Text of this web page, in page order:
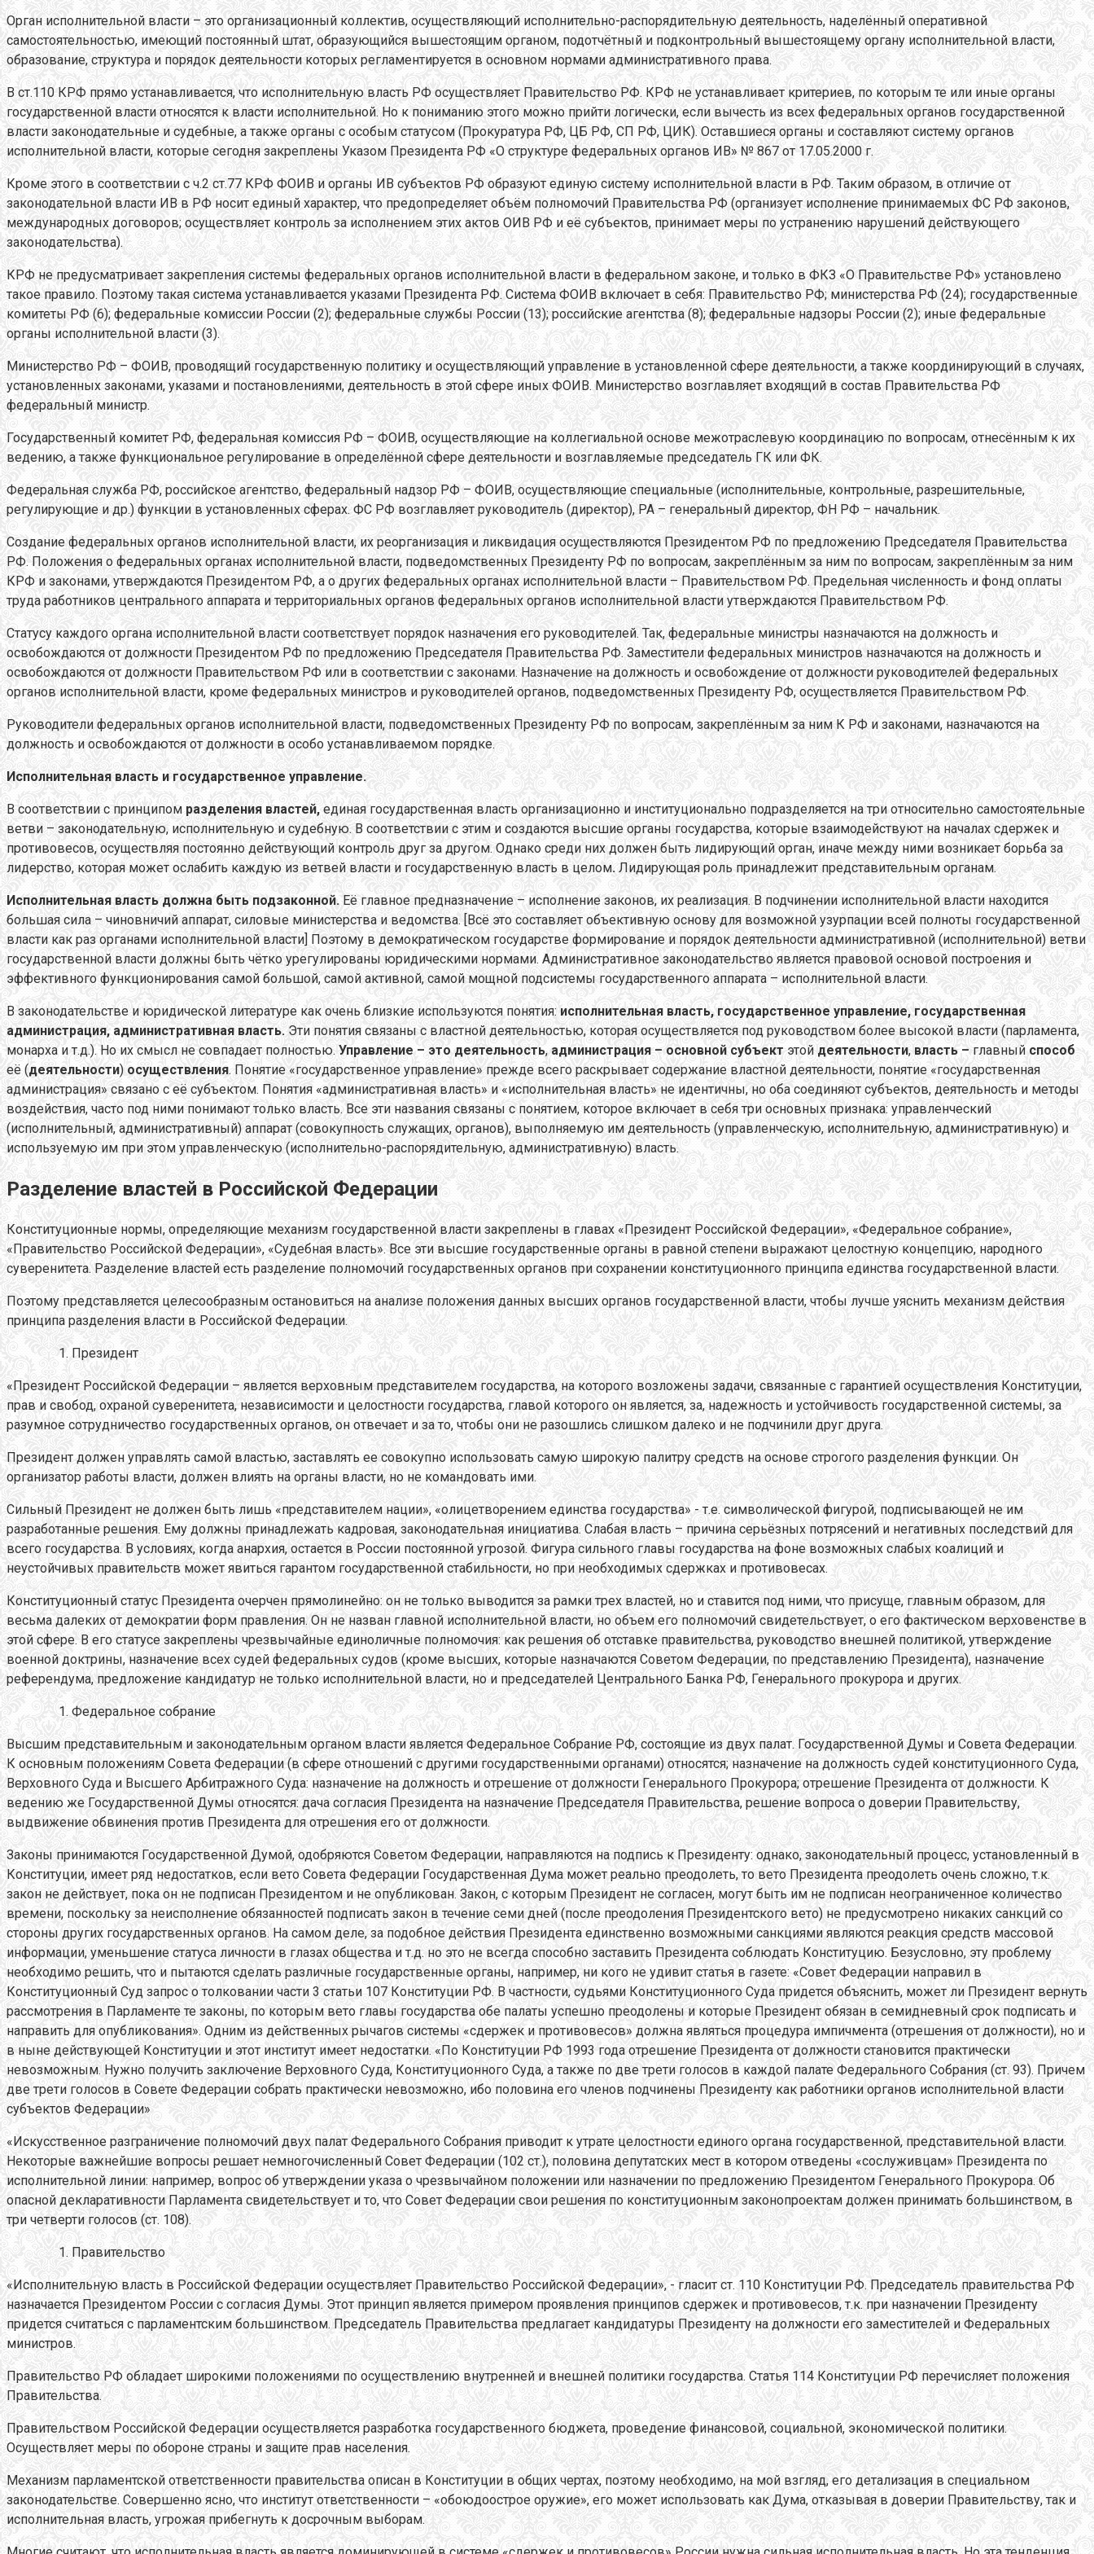
Орган исполнительной власти – это организационный коллектив, осуществляющий исполнительно-распорядительную деятельность, наделённый оперативной
самостоятельностью, имеющий постоянный штат, образующийся вышестоящим органом, подотчётный и подконтрольный вышестоящему органу исполнительной власти,
образование, структура и порядок деятельности которых регламентируется в основном нормами административного права.
В ст.110 КРФ прямо устанавливается, что исполнительную власть РФ осуществляет Правительство РФ. КРФ не устанавливает критериев, по которым те или иные органы
государственной власти относятся к власти исполнительной. Но к пониманию этого можно прийти логически, если вычесть из всех федеральных органов государственной
власти законодательные и судебные, а также органы с особым статусом (Прокуратура РФ, ЦБ РФ, СП РФ, ЦИК). Оставшиеся органы и составляют систему органов
исполнительной власти, которые сегодня закреплены Указом Президента РФ «О структуре федеральных органов ИВ» № 867 от 17.05.2000 г.
Кроме этого в соответствии с ч.2 ст.77 КРФ ФОИВ и органы ИВ субъектов РФ образуют единую систему исполнительной власти в РФ. Таким образом, в отличие от
законодательной власти ИВ в РФ носит единый характер, что предопределяет объём полномочий Правительства РФ (организует исполнение принимаемых ФС РФ законов,
международных договоров; осуществляет контроль за исполнением этих актов ОИВ РФ и её субъектов, принимает меры по устранению нарушений действующего
законодательства).
КРФ не предусматривает закрепления системы федеральных органов исполнительной власти в федеральном законе, и только в ФКЗ «О Правительстве РФ» установлено
такое правило. Поэтому такая система устанавливается указами Президента РФ. Система ФОИВ включает в себя: Правительство РФ; министерства РФ (24); государственные
комитеты РФ (6); федеральные комиссии России (2); федеральные службы России (13); российские агентства (8); федеральные надзоры России (2); иные федеральные
органы исполнительной власти (3).
Министерство РФ – ФОИВ, проводящий государственную политику и осуществляющий управление в установленной сфере деятельности, а также координирующий в случаях,
установленных законами, указами и постановлениями, деятельность в этой сфере иных ФОИВ. Министерство возглавляет входящий в состав Правительства РФ
федеральный министр.
Государственный комитет РФ, федеральная комиссия РФ – ФОИВ, осуществляющие на коллегиальной основе межотраслевую координацию по вопросам, отнесённым к их
ведению, а также функциональное регулирование в определённой сфере деятельности и возглавляемые председатель ГК или ФК.
Федеральная служба РФ, российское агентство, федеральный надзор РФ – ФОИВ, осуществляющие специальные (исполнительные, контрольные, разрешительные,
регулирующие и др.) функции в установленных сферах. ФС РФ возглавляет руководитель (директор), РА – генеральный директор, ФН РФ – начальник.
Создание федеральных органов исполнительной власти, их реорганизация и ликвидация осуществляются Президентом РФ по предложению Председателя Правительства
РФ. Положения о федеральных органах исполнительной власти, подведомственных Президенту РФ по вопросам, закреплённым за ним по вопросам, закреплённым за ним
КРФ и законами, утверждаются Президентом РФ, а о других федеральных органах исполнительной власти – Правительством РФ. Предельная численность и фонд оплаты
труда работников центрального аппарата и территориальных органов федеральных органов исполнительной власти утверждаются Правительством РФ.
Статусу каждого органа исполнительной власти соответствует порядок назначения его руководителей. Так, федеральные министры назначаются на должность и
освобождаются от должности Президентом РФ по предложению Председателя Правительства РФ. Заместители федеральных министров назначаются на должность и
освобождаются от должности Правительством РФ или в соответствии с законами. Назначение на должность и освобождение от должности руководителей федеральных
органов исполнительной власти, кроме федеральных министров и руководителей органов, подведомственных Президенту РФ, осуществляется Правительством РФ.
Руководители федеральных органов исполнительной власти, подведомственных Президенту РФ по вопросам, закреплённым за ним К РФ и законами, назначаются на
должность и освобождаются от должности в особо устанавливаемом порядке.
Исполнительная власть и государственное управление.
В соответствии с принципом разделения властей, единая государственная власть организационно и институционально подразделяется на три относительно самостоятельные
ветви – законодательную, исполнительную и судебную. В соответствии с этим и создаются высшие органы государства, которые взаимодействуют на началах сдержек и
противовесов, осуществляя постоянно действующий контроль друг за другом. Однако среди них должен быть лидирующий орган, иначе между ними возникает борьба за
лидерство, которая может ослабить каждую из ветвей власти и государственную власть в целом. Лидирующая роль принадлежит представительным органам.
Исполнительная власть должна быть подзаконной. Её главное предназначение – исполнение законов, их реализация. В подчинении исполнительной власти находится
большая сила – чиновничий аппарат, силовые министерства и ведомства. [Всё это составляет объективную основу для возможной узурпации всей полноты государственной
власти как раз органами исполнительной власти] Поэтому в демократическом государстве формирование и порядок деятельности административной (исполнительной) ветви
государственной власти должны быть чётко урегулированы юридическими нормами. Административное законодательство является правовой основой построения и
эффективного функционирования самой большой, самой активной, самой мощной подсистемы государственного аппарата – исполнительной власти.
В законодательстве и юридической литературе как очень близкие используются понятия: исполнительная власть, государственное управление, государственная
администрация, административная власть. Эти понятия связаны с властной деятельностью, которая осуществляется под руководством более высокой власти (парламента,
монарха и т.д.). Но их смысл не совпадает полностью. Управление – это деятельность, администрация – основной субъект этой деятельности, власть – главный способ
её (деятельности) осуществления. Понятие «государственное управление» прежде всего раскрывает содержание властной деятельности, понятие «государственная
администрация» связано с её субъектом. Понятия «административная власть» и «исполнительная власть» не идентичны, но оба соединяют субъектов, деятельность и методы
воздействия, часто под ними понимают только власть. Все эти названия связаны с понятием, которое включает в себя три основных признака: управленческий
(исполнительный, административный) аппарат (совокупность служащих, органов), выполняемую им деятельность (управленческую, исполнительную, административную) и
используемую им при этом управленческую (исполнительно-распорядительную, административную) власть.
Разделение властей в Российской Федерации
Конституционные нормы, определяющие механизм государственной власти закреплены в главах «Президент Российской Федерации», «Федеральное собрание»,
«Правительство Российской Федерации», «Судебная власть». Все эти высшие государственные органы в равной степени выражают целостную концепцию, народного
суверенитета. Разделение властей есть разделение полномочий государственных органов при сохранении конституционного принципа единства государственной власти.
Поэтому представляется целесообразным остановиться на анализе положения данных высших органов государственной власти, чтобы лучше уяснить механизм действия
принципа разделения власти в Российской Федерации.
Президент
«Президент Российской Федерации – является верховным представителем государства, на которого возложены задачи, связанные с гарантией осуществления Конституции,
прав и свобод, охраной суверенитета, независимости и целостности государства, главой которого он является, за, надежность и устойчивость государственной системы, за
разумное сотрудничество государственных органов, он отвечает и за то, чтобы они не разошлись слишком далеко и не подчинили друг друга.
Президент должен управлять самой властью, заставлять ее совокупно использовать самую широкую палитру средств на основе строгого разделения функции. Он
организатор работы власти, должен влиять на органы власти, но не командовать ими.
Сильный Президент не должен быть лишь «представителем нации», «олицетворением единства государства» - т.е. символической фигурой, подписывающей не им
разработанные решения. Ему должны принадлежать кадровая, законодательная инициатива. Слабая власть – причина серьёзных потрясений и негативных последствий для
всего государства. В условиях, когда анархия, остается в России постоянной угрозой. Фигура сильного главы государства на фоне возможных слабых коалиций и
неустойчивых правительств может явиться гарантом государственной стабильности, но при необходимых сдержках и противовесах.
Конституционный статус Президента очерчен прямолинейно: он не только выводится за рамки трех властей, но и ставится под ними, что присуще, главным образом, для
весьма далеких от демократии форм правления. Он не назван главной исполнительной власти, но объем его полномочий свидетельствует, о его фактическом верховенстве в
этой сфере. В его статусе закреплены чрезвычайные единоличные полномочия: как решения об отставке правительства, руководство внешней политикой, утверждение
военной доктрины, назначение всех судей федеральных судов (кроме высших, которые назначаются Советом Федерации, по представлению Президента), назначение
референдума, предложение кандидатур не только исполнительной власти, но и председателей Центрального Банка РФ, Генерального прокурора и других.
Федеральное собрание
Высшим представительным и законодательным органом власти является Федеральное Собрание РФ, состоящие из двух палат. Государственной Думы и Совета Федерации.
К основным положениям Совета Федерации (в сфере отношений с другими государственными органами) относятся; назначение на должность судей конституционного Суда,
Верховного Суда и Высшего Арбитражного Суда: назначение на должность и отрешение от должности Генерального Прокурора; отрешение Президента от должности. К
ведению же Государственной Думы относятся: дача согласия Президента на назначение Председателя Правительства, решение вопроса о доверии Правительству,
выдвижение обвинения против Президента для отрешения его от должности.
Законы принимаются Государственной Думой, одобряются Советом Федерации, направляются на подпись к Президенту: однако, законодательный процесс, установленный в
Конституции, имеет ряд недостатков, если вето Совета Федерации Государственная Дума может реально преодолеть, то вето Президента преодолеть очень сложно, т.к.
закон не действует, пока он не подписан Президентом и не опубликован. Закон, с которым Президент не согласен, могут быть им не подписан неограниченное количество
времени, поскольку за неисполнение обязанностей подписать закон в течение семи дней (после преодоления Президентского вето) не предусмотрено никаких санкций со
стороны других государственных органов. На самом деле, за подобное действия Президента единственно возможными санкциями являются реакция средств массовой
информации, уменьшение статуса личности в глазах общества и т.д. но это не всегда способно заставить Президента соблюдать Конституцию. Безусловно, эту проблему
необходимо решить, что и пытаются сделать различные государственные органы, например, ни кого не удивит статья в газете: «Совет Федерации направил в
Конституционный Суд запрос о толковании части 3 статьи 107 Конституции РФ. В частности, судьями Конституционного Суда придется объяснить, может ли Президент вернуть
рассмотрения в Парламенте те законы, по которым вето главы государства обе палаты успешно преодолены и которые Президент обязан в семидневный срок подписать и
направить для опубликования». Одним из действенных рычагов системы «сдержек и противовесов» должна являться процедура импичмента (отрешения от должности), но и
в ныне действующей Конституции и этот институт имеет недостатки. «По Конституции РФ 1993 года отрешение Президента от должности становится практически
невозможным. Нужно получить заключение Верховного Суда, Конституционного Суда, а также по две трети голосов в каждой палате Федерального Собрания (ст. 93). Причем
две трети голосов в Совете Федерации собрать практически невозможно, ибо половина его членов подчинены Президенту как работники органов исполнительной власти
субъектов Федерации»
«Искусственное разграничение полномочий двух палат Федерального Собрания приводит к утрате целостности единого органа государственной, представительной власти.
Некоторые важнейшие вопросы решает немногочисленный Совет Федерации (102 ст.), половина депутатских мест в котором отведены «сослуживцам» Президента по
исполнительной линии: например, вопрос об утверждении указа о чрезвычайном положении или назначении по предложению Президентом Генерального Прокурора. Об
опасной декларативности Парламента свидетельствует и то, что Совет Федерации свои решения по конституционным законопроектам должен принимать большинством, в
три четверти голосов (ст. 108).
Правительство
«Исполнительную власть в Российской Федерации осуществляет Правительство Российской Федерации», - гласит ст. 110 Конституции РФ. Председатель правительства РФ
назначается Президентом России с согласия Думы. Этот принцип является примером проявления принципов сдержек и противовесов, т.к. при назначении Президенту
придется считаться с парламентским большинством. Председатель Правительства предлагает кандидатуры Президенту на должности его заместителей и Федеральных
министров.
Правительство РФ обладает широкими положениями по осуществлению внутренней и внешней политики государства. Статья 114 Конституции РФ перечисляет положения
Правительства.
Правительством Российской Федерации осуществляется разработка государственного бюджета, проведение финансовой, социальной, экономической политики.
Осуществляет меры по обороне страны и защите прав населения.
Механизм парламентской ответственности правительства описан в Конституции в общих чертах, поэтому необходимо, на мой взгляд, его детализация в специальном
законодательстве. Совершенно ясно, что институт ответственности – «обоюдоострое оружие», его может использовать как Дума, отказывая в доверии Правительству, так и
исполнительная власть, угрожая прибегнуть к досрочным выборам.